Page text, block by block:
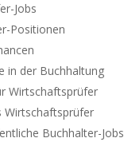
Jobs
Positionen
in der Buchhaltung
Wirtschaftsprüfer
Wirtschaftsprüfer
Buchhalter-Jobs